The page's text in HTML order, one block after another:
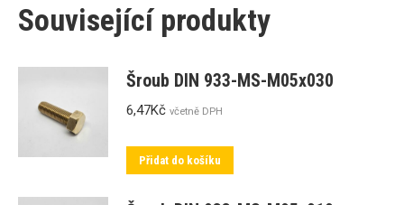
Související produkty
Šroub DIN 933-MS-M05x030
6,47Kč včetně DPH
Přidat do košíku